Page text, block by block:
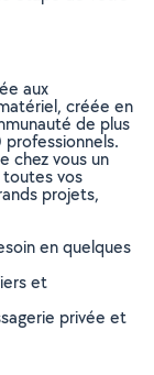
aux
créée en
de plus
chez vous un
toutes vos
projets,
en quelques
et
privée et